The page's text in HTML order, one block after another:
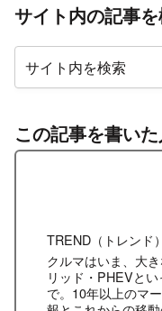
サイト内の記事
この記事を書いた
TREND（トレンド
クルマはいま、大
リッド・PHEVと
で。10年以上のマ